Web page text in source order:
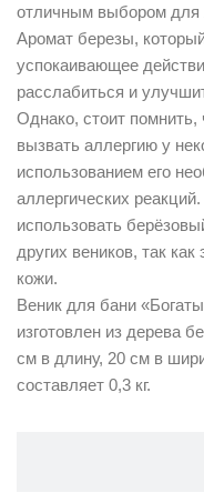
отличным выбором для
Аромат березы,
успокаивающее
расслабиться и
Однако, стоит
вызвать аллергию у
использованием его
аллергических
использовать
других веников, так
кожи.
Веник для бани
изготовлен из дерева
см в длину, 20 см в
составляет 0,3 кг.